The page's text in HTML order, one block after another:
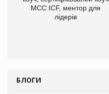
МСС ICF, ментор для
лідерів
БЛОГИ